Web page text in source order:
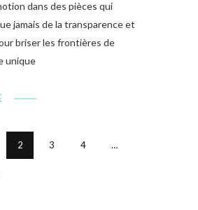
dans des pièces qui
jamais de la transparence et
briser les frontières de
unique
2 3 4 …